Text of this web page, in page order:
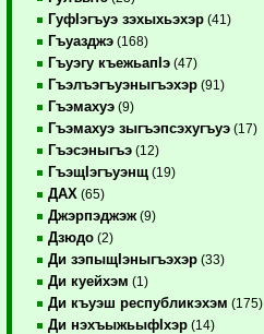
ГуфIэгъуэ зэхыхьэхэр (41)
Гъуазджэ (168)
Гъуэгу къежьапIэ (47)
Гъэлъэгъуэныгъэхэр (91)
Гъэмахуэ (9)
Гъэмахуэ зыгъэпсэхугъуэ (17)
Гъэсэныгъэ (12)
ГъэщIэгъуэнщ (19)
ДАХ (65)
Джэрпэджэж (9)
Дзюдо (2)
Ди зэпыщIэныгъэхэр (33)
Ди куейхэм (1)
Ди къуэш республикэхэм (175)
Ди нэхъыжьыфIхэр (14)